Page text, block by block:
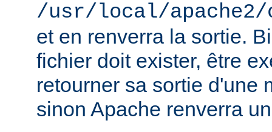
/usr/local/
et en renverra la sortie.
fichier doit exister, être
retourner sa sortie d'une
sinon Apache renverra